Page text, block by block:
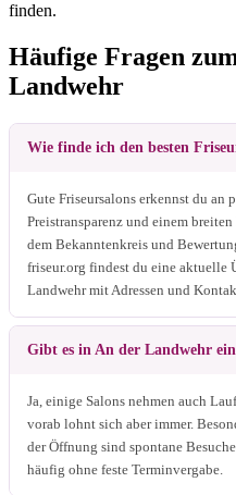
finden.
Häufige Fragen
Landwehr
Wie finde ich den besten
Gute Friseursalons erkennst du an
Preistransparenz und einem
dem Bekanntenkreis und
friseur.org findest du eine aktuelle
Landwehr mit Adressen und
Gibt es in An der Landwehr
Ja, einige Salons nehmen auch
vorab lohnt sich aber immer.
der Öffnung sind spontane
häufig ohne feste Terminvergabe.